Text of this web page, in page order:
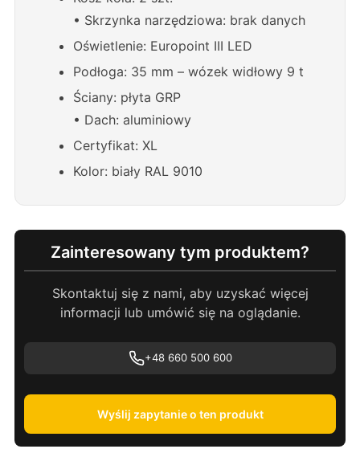
• Skrzynka narzędziowa: brak danych
Oświetlenie: Europoint III LED
Podłoga: 35 mm – wózek widłowy 9 t
Ściany: płyta GRP
• Dach: aluminiowy
Certyfikat: XL
Kolor: biały RAL 9010
Zainteresowany tym produktem?
Skontaktuj się z nami, aby uzyskać więcej
informacji lub umówić się na oglądanie.
+48 660 500 600
Wyślij zapytanie o ten produkt